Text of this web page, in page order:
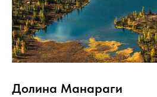
Долина Манараги